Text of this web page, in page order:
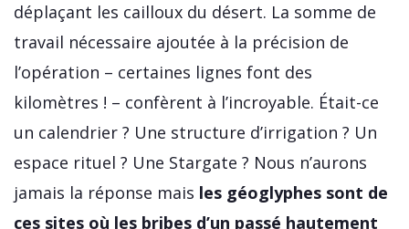
déplaçant les cailloux du désert. La somme de
travail nécessaire ajoutée à la précision de
l’opération – certaines lignes font des
kilomètres ! – confèrent à l’incroyable. Était-ce
un calendrier ? Une structure d’irrigation ? Un
espace rituel ? Une Stargate ? Nous n’aurons
jamais la réponse mais les géoglyphes sont de
ces sites où les bribes d’un passé hautement